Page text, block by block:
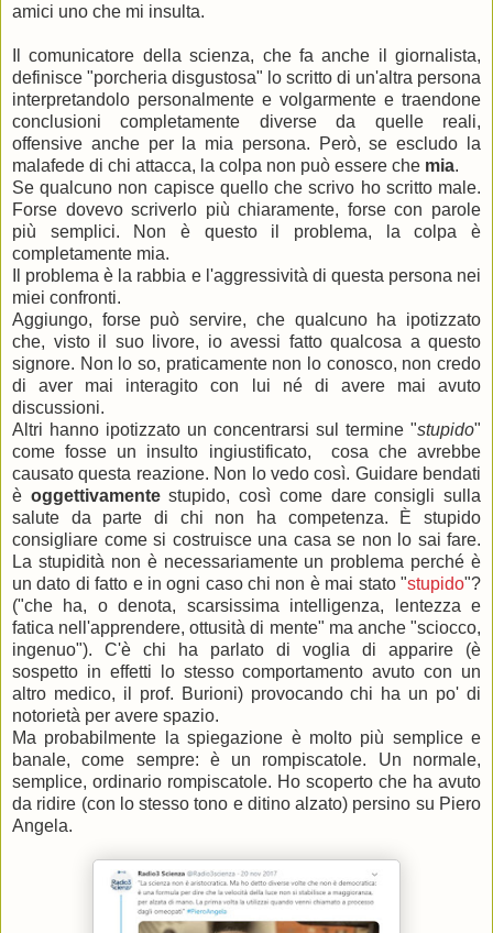
amici uno che mi insulta.
Il comunicatore della scienza, che fa anche il giornalista,
definisce "porcheria disgustosa" lo scritto di un'altra persona
interpretandolo personalmente e volgarmente e traendone
conclusioni completamente diverse da quelle reali,
offensive anche per la mia persona. Però, se escludo la
malafede di chi attacca, la colpa non può essere che mia.
Se qualcuno non capisce quello che scrivo ho scritto male.
Forse dovevo scriverlo più chiaramente, forse con parole
più semplici. Non è questo il problema, la colpa è
completamente mia.
Il problema è la rabbia e l'aggressività di questa persona nei
miei confronti.
Aggiungo, forse può servire, che qualcuno ha ipotizzato
che, visto il suo livore, io avessi fatto qualcosa a questo
signore. Non lo so, praticamente non lo conosco, non credo
di aver mai interagito con lui né di avere mai avuto
discussioni.
Altri hanno ipotizzato un concentrarsi sul termine "stupido"
come fosse un insulto ingiustificato, cosa che avrebbe
causato questa reazione. Non lo vedo così. Guidare bendati
è oggettivamentestupido, così come dare consigli sulla
salute da parte di chi non ha competenza. È stupido
consigliare come si costruisce una casa se non lo sai fare.
La stupidità non è necessariamente un problema perché è
un dato di fatto e in ogni caso chi non è mai stato "stupido"?
("che ha, o denota, scarsissima intelligenza, lentezza e
fatica nell'apprendere, ottusità di mente" ma anche "sciocco,
ingenuo"). C'è chi ha parlato di voglia di apparire (è
sospetto in effetti lo stesso comportamento avuto con un
altro medico, il prof. Burioni) provocando chi ha un po' di
notorietà per avere spazio.
Ma probabilmente la spiegazione è molto più semplice e
banale, come sempre: è un rompiscatole. Un normale,
semplice, ordinario rompiscatole. Ho scoperto che ha avuto
da ridire (con lo stesso tono e ditino alzato) persino su Piero
Angela.